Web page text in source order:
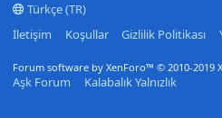
Türkçe (TR)
İletişim
Koşullar Gizlilik Politikası
Forum software by XenForo™ © 2010-2019
Aşk Forum Kalabalık Yalnızlık